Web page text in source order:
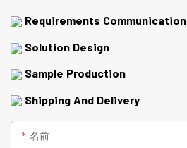
Requirements Communication
Solution Design
Sample Production
Shipping And Delivery
名前